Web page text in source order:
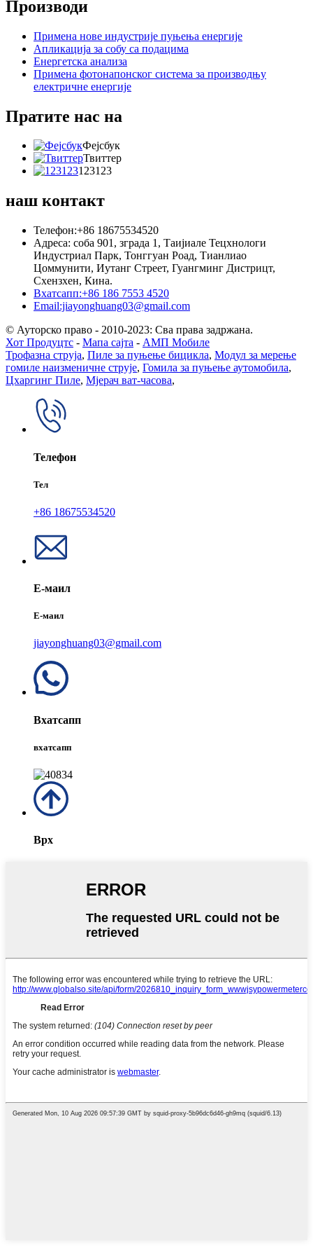
Производи
Примена нове индустрије пуњења енергије
Апликација за собу са подацима
Енергетска анализа
Примена фотонапонског система за производњу
електричне енергије
Пратите нас на
Фејсбук
Твиттер
123123
наш контакт
Телефон:+86 18675534520
Адреса: соба 901, зграда 1, Таијиале Тецхнологи
Индустриал Парк, Тонггуан Роад, Тианлиао
Цоммунити, Иутанг Стреет, Гуангминг Дистрицт,
Схензхен, Кина.
Вхатсапп:+86 186 7553 4520
Email:jiayonghuang03@gmail.com
© Ауторско право - 2010-2023: Сва права задржана.
Хот Продуцтс - Мапа сајта - АМП Мобиле
Трофазна струја, Пиле за пуњење бицикла, Модул за мерење
гомиле наизменичне струје, Гомила за пуњење аутомобила,
Цхаргинг Пиле, Мјерач ват-часова,
Телефон
Тел
+86 18675534520
Е-маил
Е-маил
jiayonghuang03@gmail.com
Вхатсапп
вхатсапп
Врх